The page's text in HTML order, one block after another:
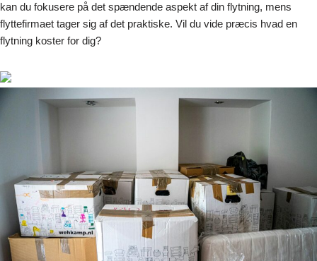
kan du fokusere på det spændende aspekt af din flytning, mens
flyttefirmaet tager sig af det praktiske. Vil du vide præcis hvad en
flytning koster for dig?